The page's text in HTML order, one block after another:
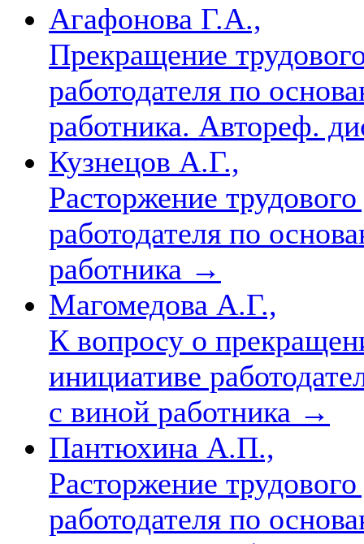
Агафонова Г.А.,
Прекращение
работодателя по
работника. Автореф.
Кузнецов А.Г.,
Расторжение
работодателя по
работника →
Магомедова А.Г.,
К вопросу о
инициативе
с виной работника →
Пантюхина А.П.,
Расторжение
работодателя по